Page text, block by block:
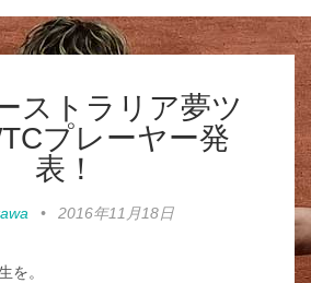
ストラリア夢ツ
プレーヤー発
表！
• 2016年11月18日
を。